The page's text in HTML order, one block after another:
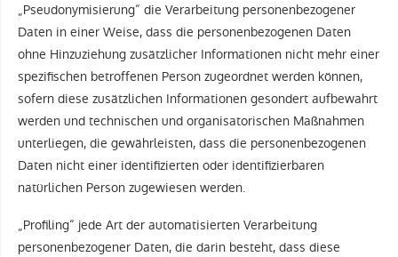
„Pseudonymisierung“ die Verarbeitung personenbezogener
Daten in einer Weise, dass die personenbezogenen Daten
ohne Hinzuziehung zusätzlicher Informationen nicht mehr einer
spezifischen betroffenen Person zugeordnet werden können,
sofern diese zusätzlichen Informationen gesondert aufbewahrt
werden und technischen und organisatorischen Maßnahmen
unterliegen, die gewährleisten, dass die personenbezogenen
Daten nicht einer identifizierten oder identifizierbaren
natürlichen Person zugewiesen werden.
„Profiling“ jede Art der automatisierten Verarbeitung
personenbezogener Daten, die darin besteht, dass diese